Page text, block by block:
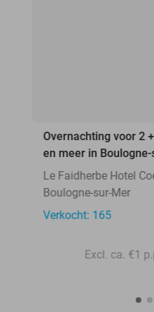
Overnachting voor 2
en meer in
Le Faidherbe Hotel
Boulogne-sur-Mer
Verkocht: 165
Excl. ca. €1